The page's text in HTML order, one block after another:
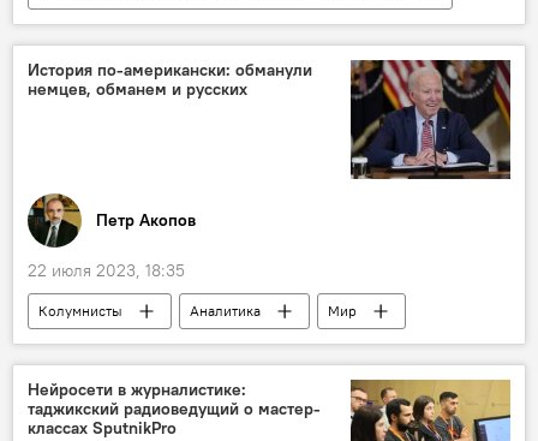
РИА Новости
Россия
Происшествия, ЧП, криминал
История по-американски: обманули
немцев, обманем и русских
Петр Акопов
22 июля 2023, 18:35
Колумнисты Аналитика
Мир
США
Джо Байден
Нейросети в журналистике:
таджикский радиоведущий о мастер-
классах SputnikPro